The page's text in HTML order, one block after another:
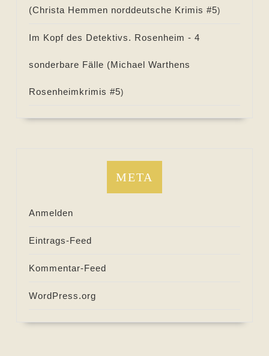
(Christa Hemmen norddeutsche Krimis #5)
Im Kopf des Detektivs. Rosenheim - 4
sonderbare Fälle (Michael Warthens
Rosenheimkrimis #5)
META
Anmelden
Eintrags-Feed
Kommentar-Feed
WordPress.org